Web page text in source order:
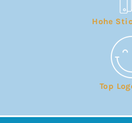
Hohe
Top